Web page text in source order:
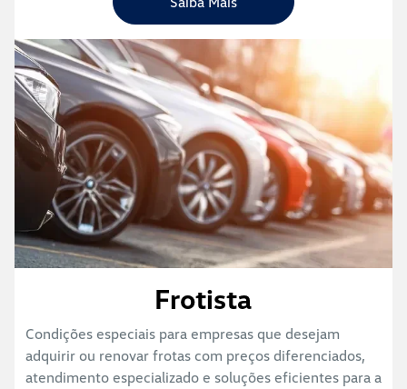
Frotista
Condições especiais para empresas que desejam
adquirir ou renovar frotas com preços diferenciados,
atendimento especializado e soluções eficientes para a